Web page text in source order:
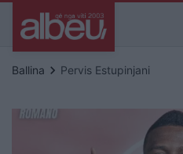
Ballina keyboard_arrow_right Pervis Estupinjani